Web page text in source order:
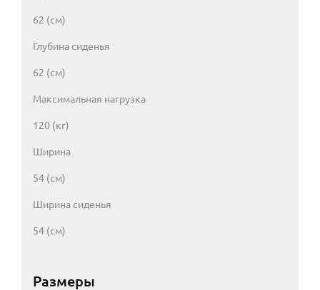
62 (см)
Глубина сиденья
62 (см)
Максимальная нагрузка
120 (кг)
Ширина
54 (см)
Ширина сиденья
54 (см)
Размеры